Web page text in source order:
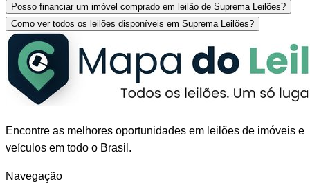
Posso financiar um imóvel comprado em leilão de Suprema Leilões?
Como ver todos os leilões disponíveis em Suprema Leilões?
Encontre as melhores oportunidades em leilões de imóveis e
veículos em todo o Brasil.
Navegação